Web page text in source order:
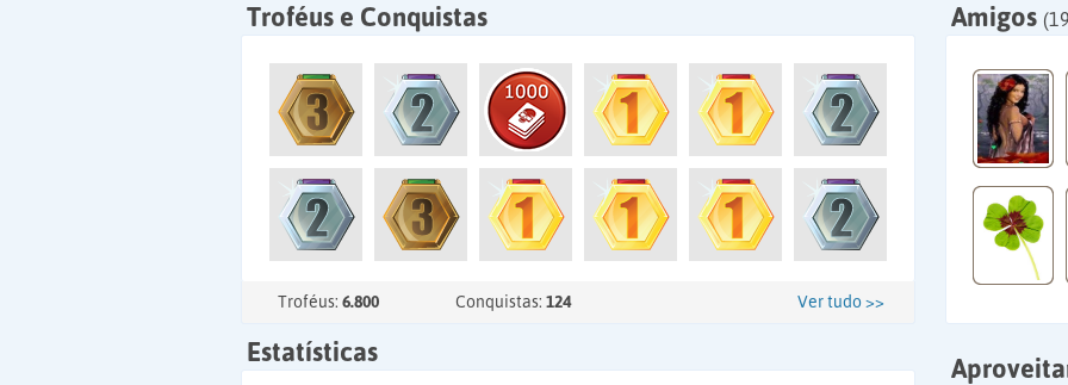
Troféus e Conquistas
Troféus: 6.800 Conquistas: 124 Ver tudo >>
Amigos
Estatísticas